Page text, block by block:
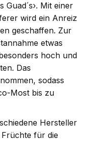
Guad´s›. Mit einer
wird ein Anreiz
geschaffen. Zur
etwas
hoch und
Das
sodass
Most bis zu
Hersteller
Früchte für die